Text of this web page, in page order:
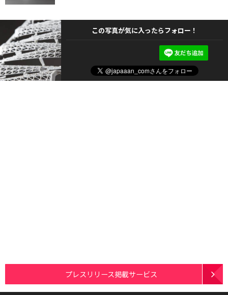
この写真が気に入ったらフォロー！
プレスリリース掲載サービス